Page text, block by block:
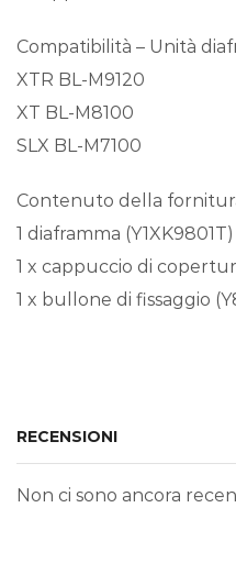
Compatibilità – Unità
XTR BL-M9120
XT BL-M8100
SLX BL-M7100
Contenuto della
1 diaframma (Y1XK9801T)
1 x cappuccio di
1 x bullone di fissaggio
RECENSIONI
Non ci sono ancora